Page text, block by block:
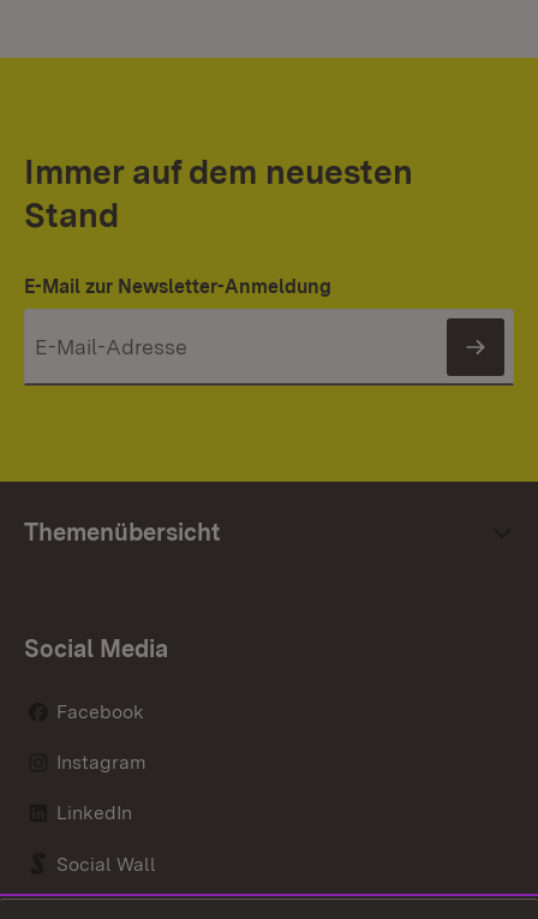
Immer auf dem neuesten
Stand
E-Mail zur Newsletter-Anmeldung
Themenübersicht
Social Media
Facebook
Instagram
LinkedIn
Social Wall